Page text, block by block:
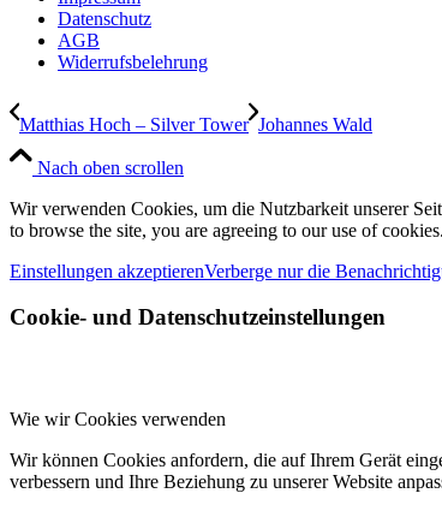
Datenschutz
AGB
Widerrufsbelehrung
Matthias Hoch – Silver Tower Johannes Wald
Nach oben scrollen
Wir verwenden Cookies, um die Nutzbarkeit unserer
to browse the site, you are agreeing to our use of cookies.
Einstellungen akzeptierenVerberge nur die
Cookie- und Datenschutzeinstellungen
Wie wir Cookies verwenden
Wir können Cookies anfordern, die auf Ihrem Gerät
verbessern und Ihre Beziehung zu unserer Website